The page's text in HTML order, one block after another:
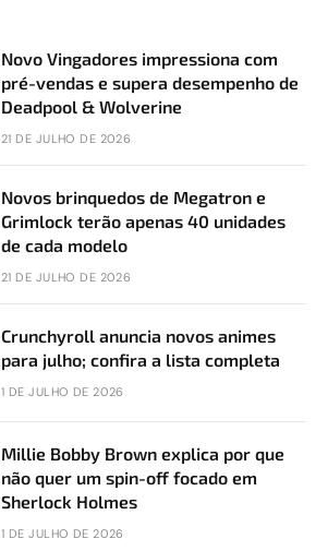
Novo Vingadores impressiona com
pré-vendas e supera desempenho de
Deadpool & Wolverine
21 DE JULHO DE 2026
Novos brinquedos de Megatron e
Grimlock terão apenas 40 unidades
de cada modelo
21 DE JULHO DE 2026
Crunchyroll anuncia novos animes
para julho; confira a lista completa
1 DE JULHO DE 2026
Millie Bobby Brown explica por que
não quer um spin-off focado em
Sherlock Holmes
1 DE JULHO DE 2026